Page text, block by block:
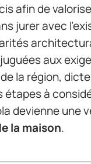
afin de
jurer avec
aux
la région,
étapes à
devienne une
la maison.